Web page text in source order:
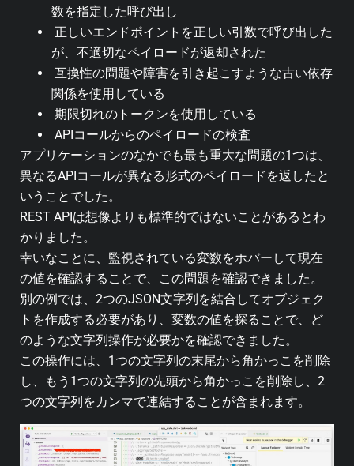
数を指定した呼び出し
正しいエンドポイントを正しい引数で呼び出した
が、不適切なペイロードが返却された
互換性の問題や障害を引き起こすような古い依存
関係を使用している
期限切れのトークンを使用している
APIコールからのペイロードの検査
アプリケーションのなかでも最も重大な問題の1つは、
異なるAPIコールが異なる形式のペイロードを返したと
いうことでした。
REST APIは想像よりも標準的ではないことがあるとわ
かりました。
幸いなことに、監視されている変数をホバーして現在
の値を確認することで、この問題を確認できました。
別の例では、2つのJSON文字列を結合してオブジェク
トを作成する必要があり、変数の値を探ることで、ど
のような文字列操作が必要かを確認できました。
この操作には、1つの文字列の末尾から角かっこを削除
し、もう1つの文字列の先頭から角かっこを削除し、2
つの文字列をカンマで連結することが含まれます。